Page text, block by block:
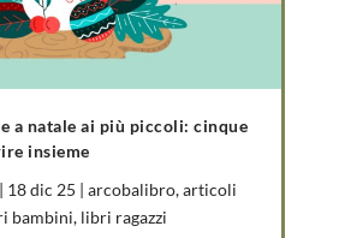
a natale ai più piccoli: cinque
insieme
18 dic 25 | arcobalibro,articoli
bambini, libri ragazzi